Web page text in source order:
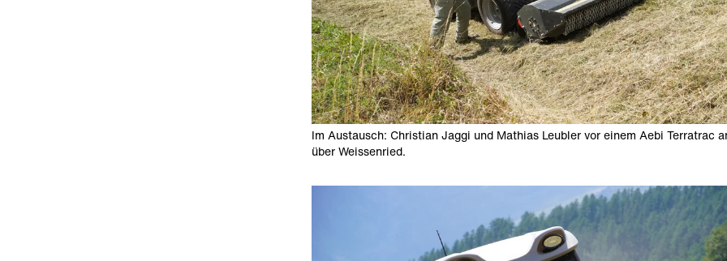
Im Austausch: Christian Jaggi und Mathias Leubler vor einem Aebi Terratrac
über Weissenried.